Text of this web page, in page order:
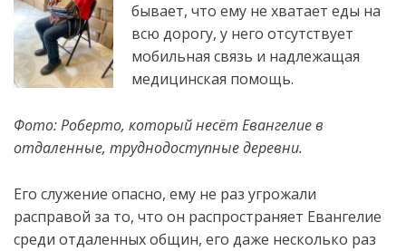
бывает, что ему не хватает еды на
всю дорогу, у него отсутствует
мобильная связь и надлежащая
медицинская помощь.
Фото: Роберто, который несёт Евангелие в
отдаленные, труднодоступные деревни.
Его служение опасно, ему не раз угрожали
расправой за то, что он распространяет Евангелие
среди отдаленных общин, его даже несколько раз